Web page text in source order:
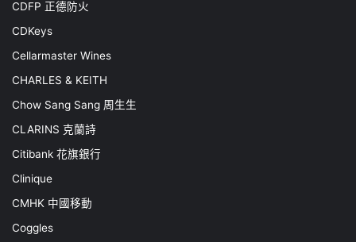
CDFP 正德防火
CDKeys
Cellarmaster Wines
CHARLES & KEITH
Chow Sang Sang 周生生
CLARINS 克蘭詩
Citibank 花旗銀行
Clinique
CMHK 中國移動
Coggles